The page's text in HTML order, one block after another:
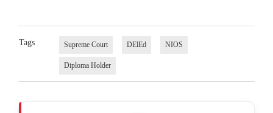
Tags Supreme Court DElEd NIOS
Diploma Holder